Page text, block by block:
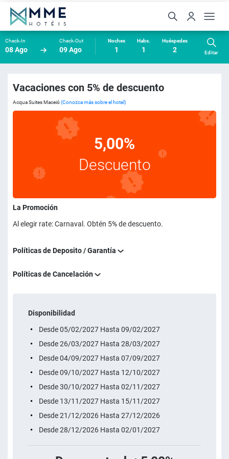
Check-In
08 Ago
Check-Out
09 Ago
Noches
1
Habs.
1
Huéspedes
2 Editar
Vacaciones con 5% de descuento
Acqua Suites Maceió(Conozca más sobre el hotel)
5,00%
Descuento
La Promoción
Al elegir rate: Carnaval. Obtén 5% de descuento.
Políticas de Deposito / Garantía
Políticas de Cancelación
Disponibilidad
Desde 05/02/2027 Hasta 09/02/2027
Desde 26/03/2027 Hasta 28/03/2027
Desde 04/09/2027 Hasta 07/09/2027
Desde 09/10/2027 Hasta 12/10/2027
Desde 30/10/2027 Hasta 02/11/2027
Desde 13/11/2027 Hasta 15/11/2027
Desde 21/12/2026 Hasta 27/12/2026
Desde 28/12/2026 Hasta 02/01/2027